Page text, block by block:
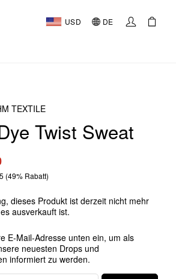
USD DE
TEXTILE
Twist Sweat
(49% Rabatt)
dieses Produkt ist derzeit nicht mehr
ausverkauft ist.
E-Mail-Adresse unten ein, um als
neuesten Drops und
informiert zu werden.